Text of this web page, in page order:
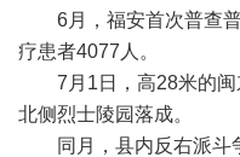
6月，福安首次普查普
疗患者4077人。
7月1日，高28米的闽
北侧烈士陵园落成。
同月，县内反右派斗